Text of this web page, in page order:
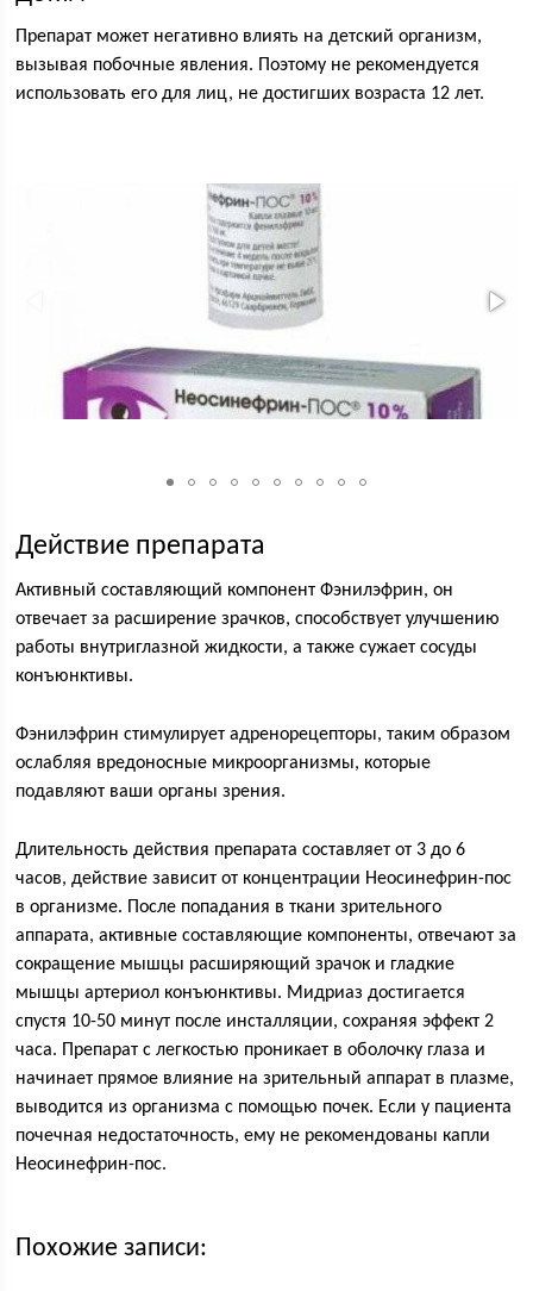
Препарат может негативно влиять на детский организм,
вызывая побочные явления. Поэтому не рекомендуется
использовать его для лиц, не достигших возраста 12 лет.
Действие препарата
Активный составляющий компонент Фэнилэфрин, он
отвечает за расширение зрачков, способствует улучшению
работы внутриглазной жидкости, а также сужает сосуды
конъюнктивы.
Фэнилэфрин стимулирует адренорецепторы, таким образом
ослабляя вредоносные микроорганизмы, которые
подавляют ваши органы зрения.
Длительность действия препарата составляет от 3 до 6
часов, действие зависит от концентрации Неосинефрин-пос
в организме. После попадания в ткани зрительного
аппарата, активные составляющие компоненты, отвечают за
сокращение мышцы расширяющий зрачок и гладкие
мышцы артериол конъюнктивы. Мидриаз достигается
спустя 10-50 минут после инсталляции, сохраняя эффект 2
часа. Препарат с легкостью проникает в оболочку глаза и
начинает прямое влияние на зрительный аппарат в плазме,
выводится из организма с помощью почек. Если у пациента
почечная недостаточность, ему не рекомендованы капли
Неосинефрин-пос.
Похожие записи: